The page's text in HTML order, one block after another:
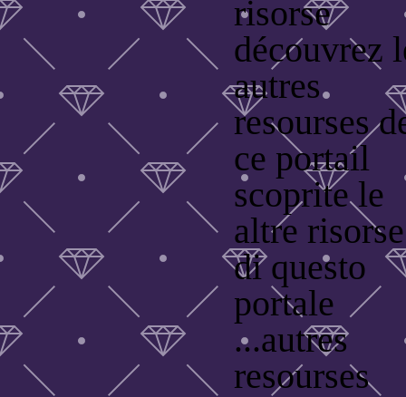
risorse
découvrez
autres
resourses
ce portail
scoprite le
altre risorse
di questo
portale
...autres
resourses